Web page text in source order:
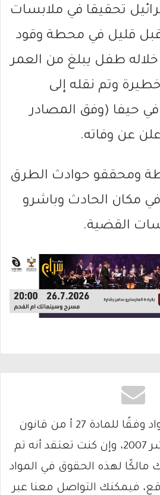
تحقيقا في ملابسات
قليل في محطة وقود
طفل يبلغ من العمر
وتم نقله إلى
حيفا (وفق المصادر
عن وفاته.
ومحققو حوادث الطرق
مكان الحادث وباشرو
القضية.
يتم الاستخدام المواد وفقًا للمادة 27 أ من قانون
حقوق التأليف والنشر 2007، وإن كنت تعتقد أنه تم
لهذه الحقوق في المواد
فيمكنك التواصل معنا عبر